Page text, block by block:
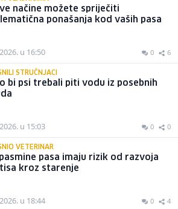
načine možete spriječiti
ponašanja kod vaših pasa
u 16:50 0 6
STRUČNJACI
bi psi trebali piti vodu iz posebnih
u 15:03 0 0
VETERINAR
pasa imaju rizik od razvoja
kroz starenje
u 18:44 0 4